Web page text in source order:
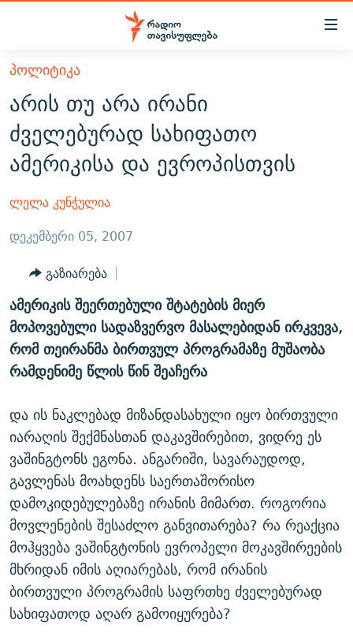
Accessibility
მთავარ
შინაარსზე
დაბრუნება
მთავარ
ნავიგაციაზე
დაბრუნება
ძიებაზე
დაბრუნება
ᲐᲮᲐᲚᲘ ᲐᲛᲑᲔᲑᲘ
ᲗᲔᲛᲔᲑᲘ
ᲞᲝᲚᲘᲢᲘᲙᲐ
ᲔᲙᲝᲜᲝᲛᲘᲙᲐ
ᲡᲐᲖᲝᲒᲐᲓᲝᲔᲑᲐ
ᲙᲣᲚᲢᲣᲠᲐ
ᲕᲘᲓᲔᲝ
ᲑᲚᲝᲒᲔᲑᲘ
ᲞᲝᲓᲙᲐᲡᲢᲔᲑᲘ
ᲐᲡᲐᲗᲘᲐᲜᲘᲡ ᲙᲣᲗᲮᲔ
60 ᲓᲔᲪᲘᲑᲔᲚᲘ
ᲒᲐᲜᲙᲘᲗᲮᲕᲘᲡ ᲓᲦᲔ
ᲓᲘᲚᲘᲡ ᲡᲐᲣᲑᲠᲔᲑᲘ
ᲛᲝᲚᲐᲞᲐᲠᲐᲙᲔ ᲢᲔᲥᲡᲢᲔᲑᲘ
ᲚᲘᲢᲔᲠᲐᲢᲣᲠᲣᲚᲘ ᲬᲐᲮᲜᲐᲒᲔᲑᲘ
ᲐᲛᲔᲠᲘᲙᲣᲚᲘ ᲛᲝᲗᲮᲠᲝᲑᲐ
ᲘᲛᲞᲔᲠᲘᲐ ᲓᲐ ᲠᲐᲓᲘᲝ
ᲒᲐᲓᲐᲪᲔᲛᲔᲑᲘ
ᲤᲔᲜᲝᲕᲐᲜᲘ - 2.10
ᲞᲠᲝᲔᲥᲢᲔᲑᲘ
ᲣᲙᲠᲐᲘᲜᲐᲨᲘ ᲓᲐᲦᲣᲞᲣᲚᲘ ᲥᲐᲠᲗᲕᲔᲚᲘ ᲛᲔᲑᲠᲫᲝᲚᲔᲑᲘ - 2022
ᲓᲐᲛᲝᲣᲙᲘᲓᲔᲑᲚᲝᲑᲘᲡ 100 ᲬᲔᲚᲘ
ᲩᲔᲛᲘ ᲡᲘᲙᲕᲓᲘᲚᲘᲡ ᲛᲘᲖᲔᲖᲘᲐ COVID-19
ᲡᲐᲞᲐᲠᲚᲐᲛᲔᲜᲢᲝ ᲐᲠᲩᲔᲕᲜᲔᲑᲘᲡ ᲘᲡᲢᲝᲠᲘᲐ
ᲑᲐᲕᲨᲕᲔᲑᲘ ᲞᲠᲝᲡᲢᲘᲢᲣᲪᲘᲐᲨᲘ - ᲐᲛᲝᲣᲗᲥᲛᲔᲚᲘ ᲐᲛᲑᲐᲕᲘ
5 ᲐᲛᲑᲐᲕᲘ - 20 ᲘᲕᲜᲘᲡᲡ ᲓᲐᲨᲐᲕᲔᲑᲣᲚᲔᲑᲘ
ᲐᲒᲕᲘᲡᲢᲝᲡ ᲝᲛᲘ
ПРИВЕТ ᲙᲣᲚᲢᲣᲠᲐ
ЭХО КАВКАЗА
ᲒᲐᲛᲝᲘᲬᲔᲠᲔ
რთე/რთ-ის ყველა საიტი
ᲞᲝᲚᲘᲢᲘᲙᲐ
არის თუ არა ირანი
ძველებურად სახიფათო
ამერიკისა და ევროპისთვის
ლელა კუნჭულია
დეკემბერი 05, 2007
გაზიარება
ამერიკის შეერთებული შტატების მიერ
მოპოვებული სადაზვერვო მასალებიდან ირკვევა,
რომ თეირანმა ბირთვულ პროგრამაზე მუშაობა
რამდენიმე წლის წინ შეაჩერა
და ის ნაკლებად მიზანდასახული იყო ბირთვული
იარაღის შექმნასთან დაკავშირებით, ვიდრე ეს
ვაშინგტონს ეგონა. ანგარიში, სავარაუდოდ,
გავლენას მოახდენს საერთაშორისო
დამოკიდებულებაზე ირანის მიმართ. როგორია
მოვლენების შესაძლო განვითარება? რა რეაქცია
მოჰყვება ვაშინგტონის ევროპელი მოკავშირეების
მხრიდან იმის აღიარებას, რომ ირანის
ბირთვული პროგრამის საფრთხე ძველებურად
სახიფათოდ აღარ გამოიყურება?